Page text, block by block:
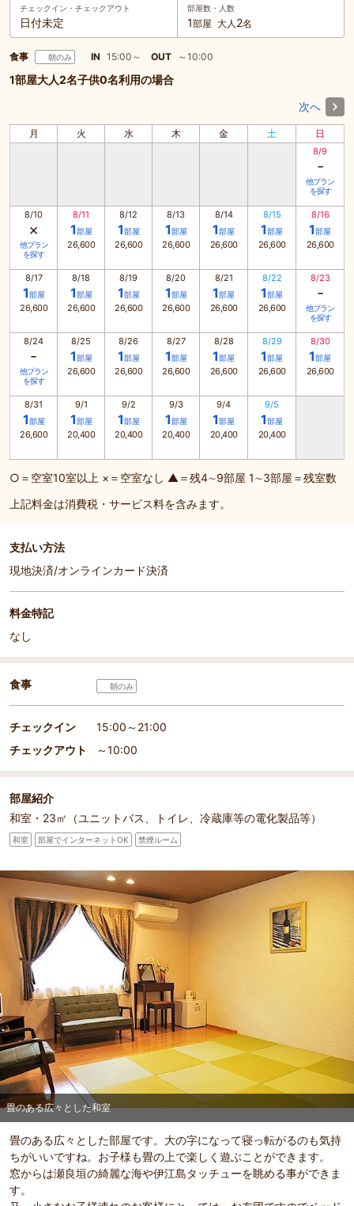
チェックイン・ チェックアウト
日付未定
部屋数・人数
1部屋 大人 2名
食事 朝のみ IN 15:00～ OUT ～10:00
1部屋大人2名子供0名利用の場合
次へ
月 火 水 木 金 土 日
8/9
-
他プラン
を探す
8/10
×
他プラン
を探す
8/11
1部屋
26,600
8/12
1部屋
26,600
8/13
1部屋
26,600
8/14
1部屋
26,600
8/15
1部屋
26,600
8/16
1部屋
26,600
8/17
1部屋
26,600
8/18
1部屋
26,600
8/19
1部屋
26,600
8/20
1部屋
26,600
8/21
1部屋
26,600
8/22
1部屋
26,600
8/23
-
他プラン
を探す
8/24
-
他プラン
を探す
8/25
1部屋
26,600
8/26
1部屋
26,600
8/27
1部屋
26,600
8/28
1部屋
26,600
8/29
1部屋
26,600
8/30
1部屋
26,600
8/31
1部屋
26,600
9/1
1部屋
20,400
9/2
1部屋
20,400
9/3
1部屋
20,400
9/4
1部屋
20,400
9/5
1部屋
20,400
○＝空室10室以上 ×＝空室なし ▲＝残4∼9部屋 1∼3部屋＝残室数
上記料金は消費税・サービス料を含みます。
支払い方法
現地決済/オンラインカード決済
料金特記
なし
食事 朝のみ
チェックイン
15:00～21:00
チェックアウト
～10:00
部屋紹介
和室・23㎡（ユニットバス、トイレ、冷蔵庫等の電化製品等）
和室 部屋でインターネットOK 禁煙ルーム
畳のある広々とした和室
畳のある広々とした部屋です。大の字になって寝っ転がるのも気持
ちがいいですね。お子様も畳の上で楽しく遊ぶことができます。
窓からは瀬良垣の綺麗な海や伊江島タッチューを眺める事ができま
す。
部屋詳細
畳のある広々とした和室